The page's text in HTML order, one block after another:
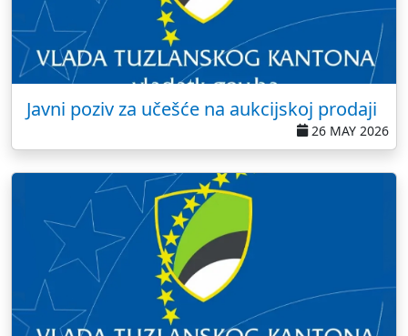
Javni poziv za učešće na aukcijskoj prodaji
26 MAY 2026